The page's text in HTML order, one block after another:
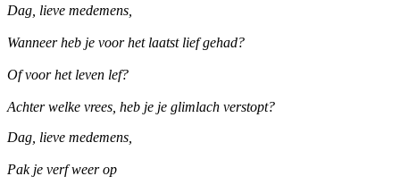
Dag, lieve medemens,
Wanneer heb je voor het laatst lief gehad?
Of voor het leven lef?
Achter welke vrees, heb je je glimlach verstopt?
Dag, lieve medemens,
Pak je verf weer op